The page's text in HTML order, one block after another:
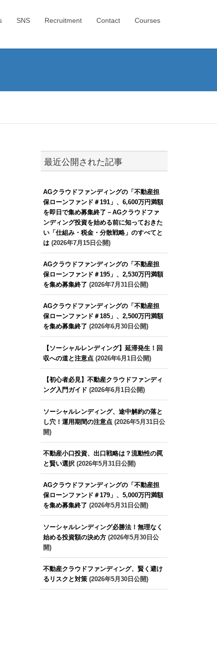
SNS Recruitment Contact Courses
最近公開された記事
AGクラウドファンディングの「不動産担
保ローンファンド＃191」、6,600万円満額
を即日で集め募集終了－AGクラウドファ
ンディング投資を始める前に知っておきた
い「仕組み・税金・分散戦略」のすべてと
は(2026年7月15日公開)
AGクラウドファンディングの「不動産担
保ローンファンド＃195」、2,530万円満額
を集め募集終了 (2026年7月31日公開)
AGクラウドファンディングの「不動産担
保ローンファンド＃185」、2,500万円満額
を集め募集終了 (2026年6月30日公開)
【ソーシャルレンディング】延滞発生！回
収への道と注意点(2026年6月1日公開)
【初心者必見】不動産クラウドファンディ
ング入門ガイド (2026年6月1日公開)
ソーシャルレンディング、途中解約の落と
し穴！運用期間の注意点(2026年5月31日公
開)
不動産小口投資、出口戦略は？流動性の罠
と賢い選択(2026年5月31日公開)
AGクラウドファンディングの「不動産担
保ローンファンド＃179」、5,000万円満額
を集め募集終了 (2026年5月31日公開)
ソーシャルレンディング必勝法！無理なく
始める投資額の決め方(2026年5月30日公
開)
不動産クラウドファンディング、賢く避け
るリスクと対策(2026年5月30日公開)